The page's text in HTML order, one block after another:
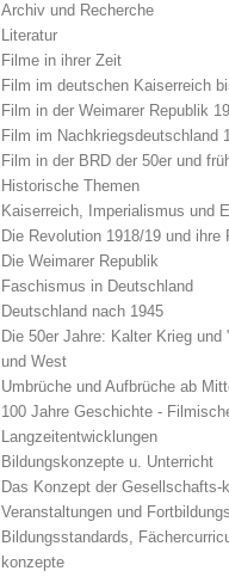
Archiv und Recherche
Literatur
Filme in ihrer Zeit
Film im deutschen Kaiserreich
Film in der Weimarer Republik
Film im Nachkriegsdeutschland
Film in der BRD der 50er und
Historische Themen
Kaiserreich, Imperialismus und
Die Revolution 1918/19 und ihre
Die Weimarer Republik
Faschismus in Deutschland
Deutschland nach 1945
Die 50er Jahre: Kalter Krieg
und West
Umbrüche und Aufbrüche ab
100 Jahre Geschichte -
Langzeitentwicklungen
Bildungskonzepte u. Unterricht
Das Konzept der Gesellschafts-
Veranstaltungen und
Bildungsstandards,
konzepte